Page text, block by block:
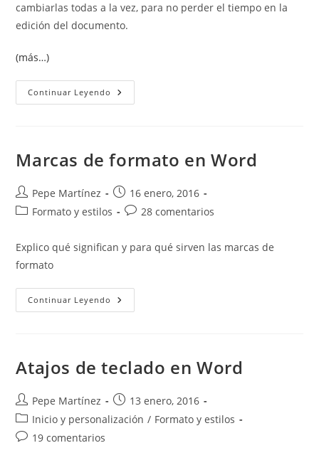
cambiarlas todas a la vez, para no perder el tiempo en la
edición del documento.
(más…)
Continuar Leyendo Buscar
Y
Word
Marcas de formato en Word
Autor
de
Pepe Martínez
Publicación
de
16 enero, 2016
Categoría
la
entrada:
Formato y estilos
Comentarios
entrada:
28 comentarios
Explico qué significan y para qué sirven las marcas de
formato
Continuar Leyendo Marcas
De
Atajos de teclado en Word
Autor
de
la
entrada:
Pepe Martínez
Publicación
de
13 enero, 2016
Categoría
de
Inicio y personalización / Formato y estilos
Comentarios
19 comentarios